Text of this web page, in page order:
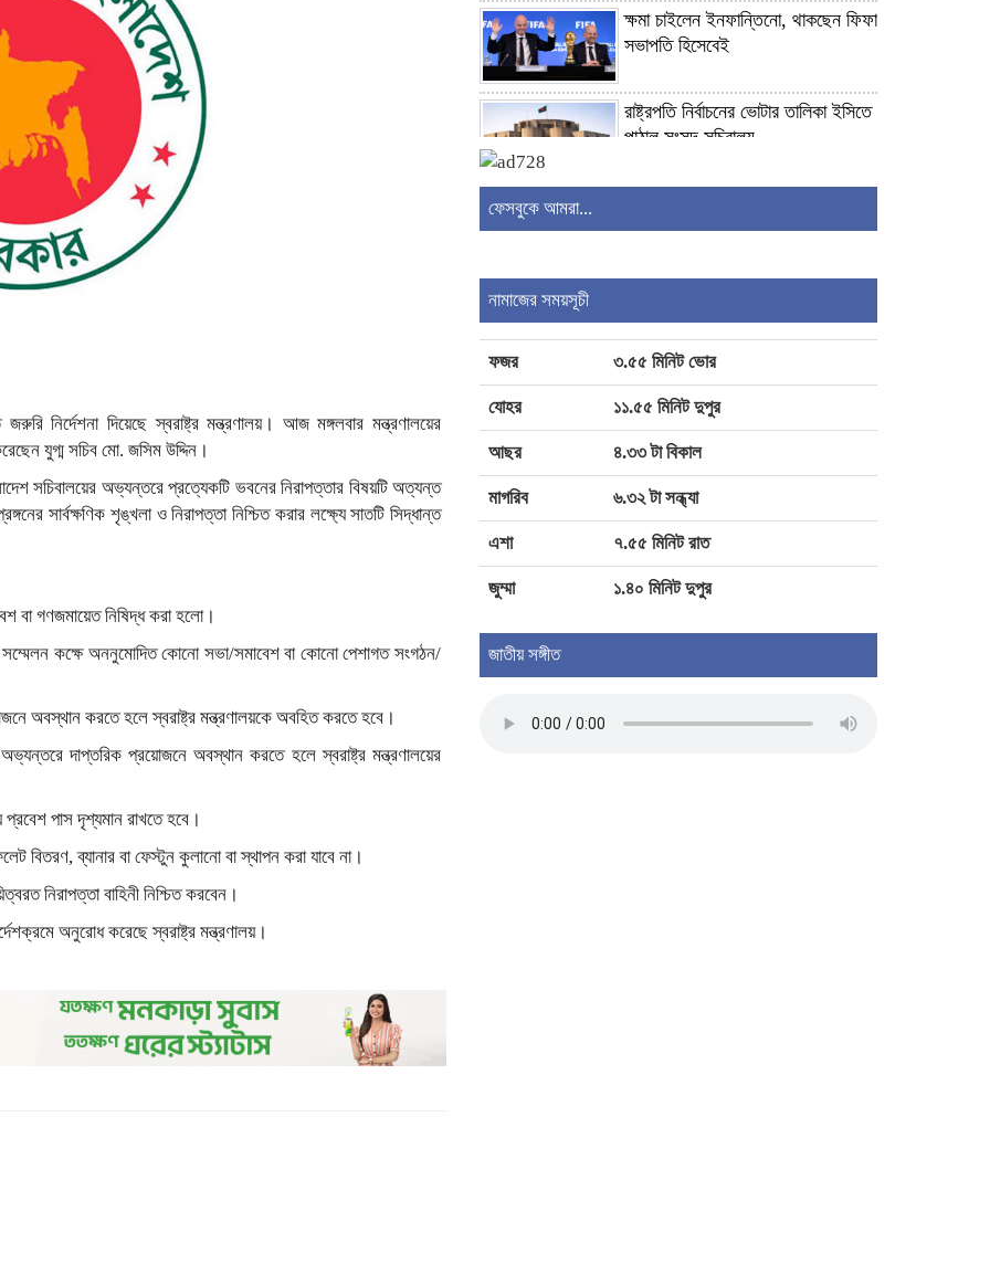
নির্দেশনা দিয়েছে স্বরাষ্ট্র মন্ত্রণালয়। আজ মঙ্গলবার মন্ত্রণালয়ের
যুগ্ম সচিব মো. জসিম উদ্দিন।
সচিবালয়ের অভ্যন্তরে প্রত্যেকটি ভবনের নিরাপত্তার বিষয়টি অত্যন্ত
সার্বক্ষণিক শৃঙ্খলা ও নিরাপত্তা নিশ্চিত করার লক্ষ্যে সাতটি সিদ্ধান্ত
বা গণজমায়েত নিষিদ্ধ করা হলো।
সম্মেলন কক্ষে অননুমোদিত কোনো সভা/সমাবেশ বা কোনো পেশাগত সংগঠন/
অবস্থান করতে হলে স্বরাষ্ট্র মন্ত্রণালয়কে অবহিত করতে হবে।
দাপ্তরিক প্রয়োজনে অবস্থান করতে হলে স্বরাষ্ট্র মন্ত্রণালয়ের
প্রবেশ পাস দৃশ্যমান রাখতে হবে।
বিতরণ, ব্যানার বা ফেস্টুন কুলানো বা স্থাপন করা যাবে না।
নিরাপত্তা বাহিনী নিশ্চিত করবেন।
অনুরোধ করেছে স্বরাষ্ট্র মন্ত্রণালয়।
ক্ষমা চাইলেন ইনফান্তিনো, থাকছেন ফিফা
সভাপতি হিসেবেই
রাষ্ট্রপতি নির্বাচনের ভোটার তালিকা ইসিতে
পাঠাল সংসদ সচিবালয়
চালিয়ে যাচ্ছে: রিজভী
থাইল্যান্ড সফর
জেরুজালেমে ২৩০০ অবৈধ আবাসন
ইউনিট নির্মাণের পরিকল্পনা ইসরায়েলের
এক লাফে স্বর্ণের দাম বাড়ল ৯,৮৫৬ টাকা
ফেসবুকে আমরা...
নামাজের সময়সূচী
ফজর ৩.৫৫ মিনিট ভোর
যোহর ১১.৫৫ মিনিট দুপুর
আছর ৪.৩৩ টা বিকাল
মাগরিব ৬.৩২ টা সন্ধ্যা
এশা ৭.৫৫ মিনিট রাত
জুম্মা ১.৪০ মিনিট দুপুর
জাতীয় সঙ্গীত